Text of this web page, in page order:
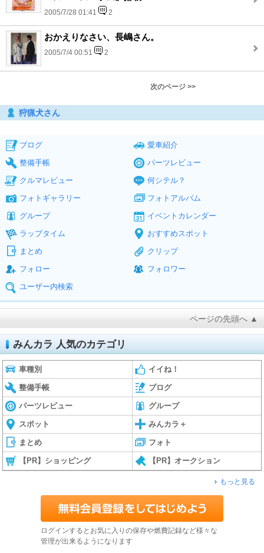
2005/7/28 01:41 2
おかえりなさい、長嶋さん。
2005/7/4 00:51 2
次のページ >>
狩猟犬さん
ブログ
愛車紹介
整備手帳
パーツレビュー
クルマレビュー
何シテル？
フォトギャラリー
フォトアルバム
グループ
イベントカレンダー
ラップタイム
おすすめスポット
まとめ
クリップ
フォロー
フォロワー
ユーザー内検索
ページの先頭へ ▲
みんカラ 人気のカテゴリ
車種別 イイね！
整備手帳 ブログ
パーツレビュー グループ
スポット みんカラ＋
まとめ フォト
【PR】ショッピング 【PR】オークション
もっと見る
ログインするとお気に入りの保存や燃費記録など様々な
管理が出来るようになります